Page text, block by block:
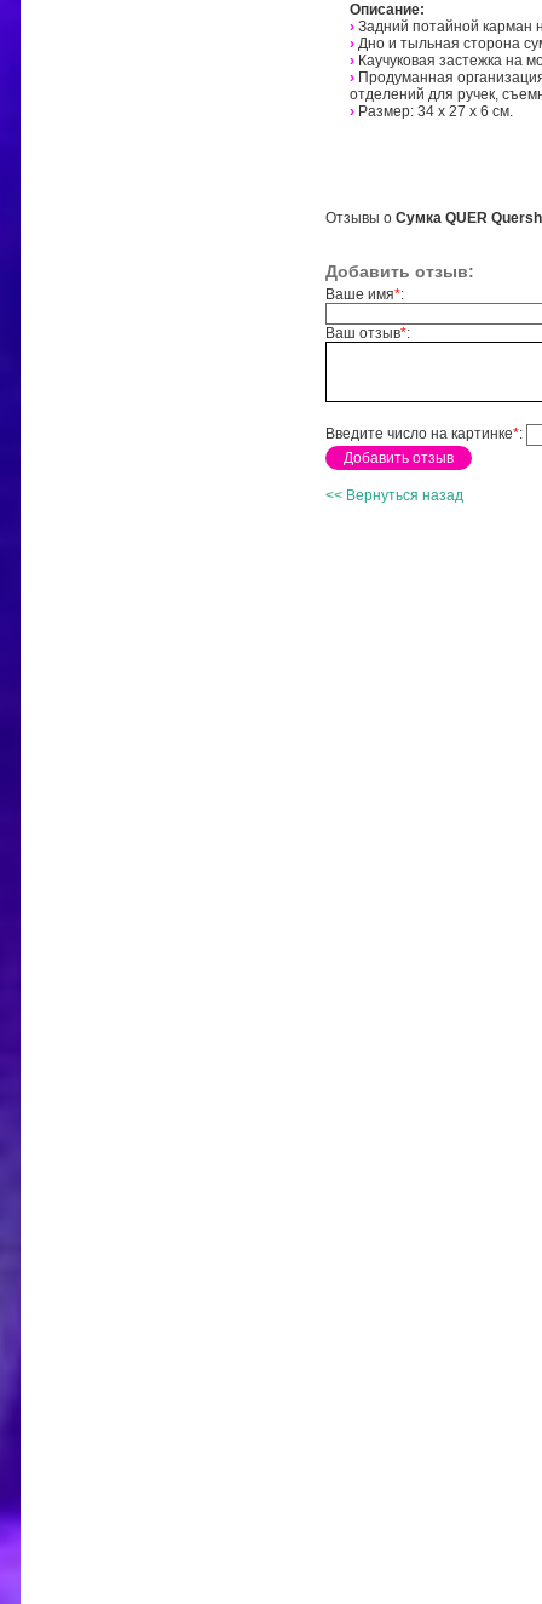
Описание:
› Задний потайной карман
› Дно и тыльная сторона
› Каучуковая застежка на
› Продуманная
отделений для ручек,
› Размер: 34 х 27 х 6 см.
Отзывы о Сумка QUER
Добавить отзыв:
Ваше имя*:
Ваш отзыв*:
Введите число на картинке*:
<< Вернуться назад